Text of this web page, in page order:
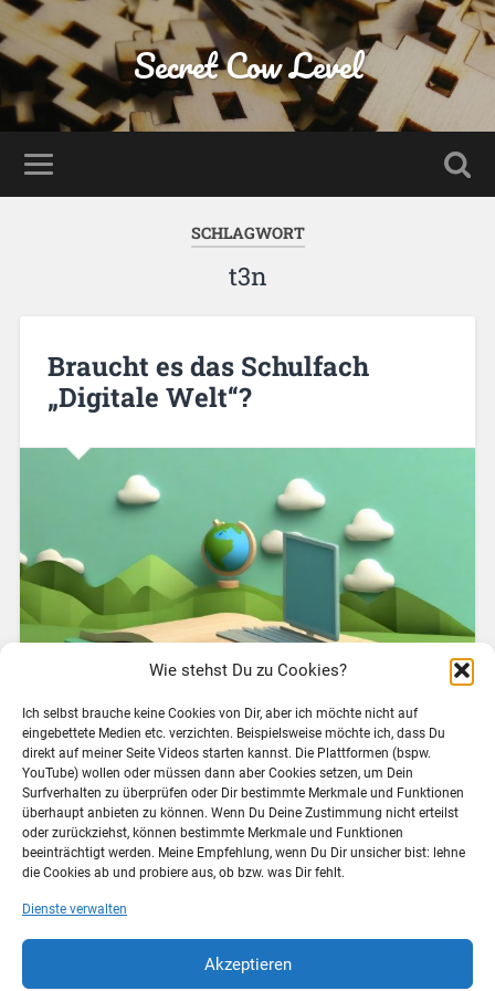
Wie stehst Du zu Cookies?
Ich selbst brauche keine Cookies von Dir, aber ich möchte nicht auf
eingebettete Medien etc. verzichten. Beispielsweise möchte ich, dass Du
direkt auf meiner Seite Videos starten kannst. Die Plattformen (bspw.
YouTube) wollen oder müssen dann aber Cookies setzen, um Dein
Surfverhalten zu überprüfen oder Dir bestimmte Merkmale und Funktionen
überhaupt anbieten zu können. Wenn Du Deine Zustimmung nicht erteilst
oder zurückziehst, können bestimmte Merkmale und Funktionen
beeinträchtigt werden. Meine Empfehlung, wenn Du Dir unsicher bist: lehne
die Cookies ab und probiere aus, ob bzw. was Dir fehlt.
Dienste verwalten
Akzeptieren
Secret Cow Level
SCHLAGWORT
t3n
Braucht es das Schulfach
„Digitale Welt“?
Hessen erprobt seit einiger Zeit das Schulfach
„Digitale Welt“ und an mir war es völlig
vorbeigegangen, bis ich Andreas Dengel im t3n
Magazin Podcast gehört hatte. Ich fand das spannend,
dass man vielleicht als Zwischenschritt zur Auflösung
der Fächer größere…
Weiterlesen →